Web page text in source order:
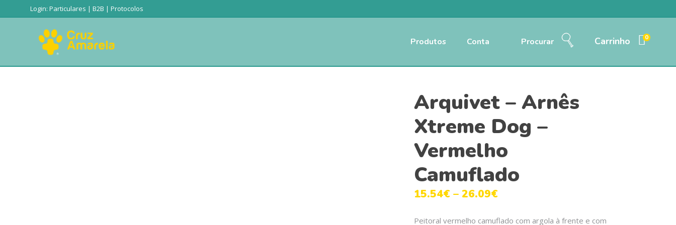
Login: Particulares | B2B | Protocolos
Produtos Conta Procurar Carrinho 0
Arquivet – Arnês
Xtreme Dog –
Vermelho
Camuflado
15.54€ – 26.09€
Peitoral vermelho camuflado com argola à frente e com